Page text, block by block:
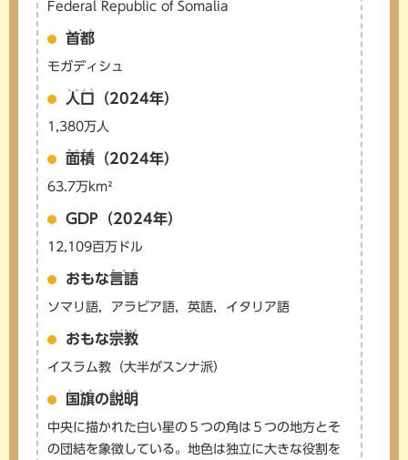
Federal Republic of Somalia
首都
しゅと
モガディシュ
人口
じんこう
（2024年）
1,380万人
面積
めんせき
（2024年）
63.7万km²
GDP（2024年）
12,109百万ドル
おもな言語
げんご
ソマリ語，アラビア語，英語，イタリア語
おもな宗教
しゅうきょう
イスラム教（大半がスンナ派）
国旗
こっき
の説明
せつめい
中央に描かれた白い星の５つの角は５つの地方とそ
の団結を象徴している。地色は独立に大きな役割を